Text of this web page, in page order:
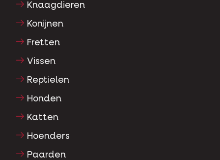
Knaagdieren
Konijnen
Fretten
Vissen
Reptielen
Honden
Katten
Hoenders
Paarden